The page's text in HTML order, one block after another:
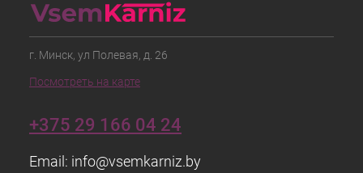
г. Минск, ул Полевая, д. 26
Посмотреть на карте
+375 29 166 04 24
Email: info@vsemkarniz.by